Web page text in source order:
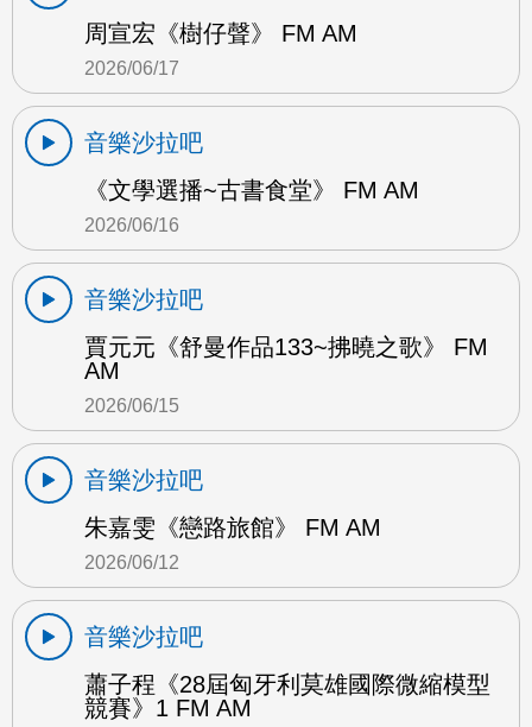
周宣宏《樹仔聲》 FM AM
2026/06/17
音樂沙拉吧
《文學選播~古書食堂》 FM AM
2026/06/16
音樂沙拉吧
賈元元《舒曼作品133~拂曉之歌》 FM
AM
2026/06/15
音樂沙拉吧
朱嘉雯《戀路旅館》 FM AM
2026/06/12
音樂沙拉吧
蕭子程《28屆匈牙利莫雄國際微縮模型
競賽》1 FM AM